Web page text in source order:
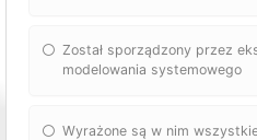
Został sporządzony przez
modelowania systemowego
Wyrażone są w nim